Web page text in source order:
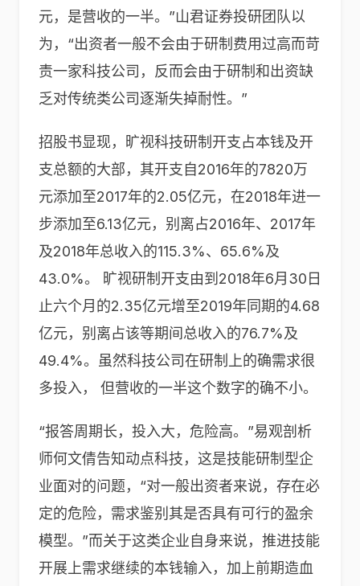
元，是营收的一半。”山君证券投研团队以
为，“出资者一般不会由于研制费用过高而苛
责一家科技公司，反而会由于研制和出资缺
乏对传统类公司逐渐失掉耐性。”
招股书显现，旷视科技研制开支占本钱及开
支总额的大部，其开支自2016年的7820万
元添加至2017年的2.05亿元，在2018年进一
步添加至6.13亿元，别离占2016年、2017年
及2018年总收入的115.3%、65.6%及
43.0%。 旷视研制开支由到2018年6月30日
止六个月的2.35亿元增至2019年同期的4.68
亿元，别离占该等期间总收入的76.7%及
49.4%。虽然科技公司在研制上的确需求很
多投入， 但营收的一半这个数字的确不小。
“报答周期长，投入大，危险高。”易观剖析
师何文倩告知动点科技，这是技能研制型企
业面对的问题，“对一般出资者来说，存在必
定的危险，需求鉴别其是否具有可行的盈余
模型。”而关于这类企业自身来说，推进技能
开展上需求继续的本钱输入，加上前期造血